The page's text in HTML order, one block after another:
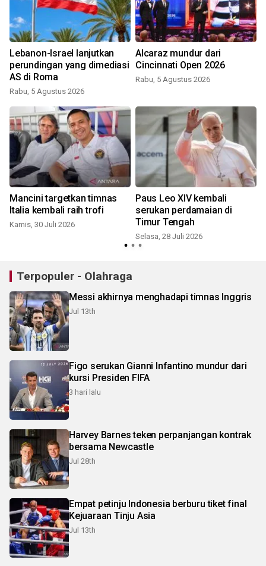
Lebanon-Israel lanjutkan
perundingan yang dimediasi
AS di Roma
Rabu, 5 Agustus 2026
Alcaraz mundur dari
Cincinnati Open 2026
Rabu, 5 Agustus 2026
Mancini targetkan timnas
Italia kembali raih trofi
Kamis, 30 Juli 2026
Paus Leo XIV kembali
serukan perdamaian di
Timur Tengah
Selasa, 28 Juli 2026
Terpopuler - Olahraga
Messi akhirnya menghadapi timnas Inggris
Jul 13th
Figo serukan Gianni Infantino mundur dari
kursi Presiden FIFA
3 hari lalu
Harvey Barnes teken perpanjangan kontrak
bersama Newcastle
Jul 28th
Empat petinju Indonesia berburu tiket final
Kejuaraan Tinju Asia
Jul 13th